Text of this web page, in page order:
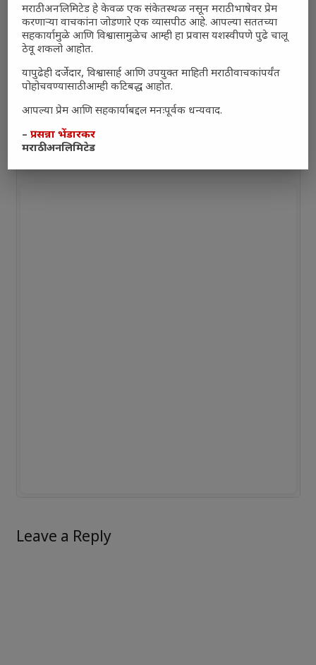
Leave a Reply
मराठी अनलिमिटेड हे केवळ एक संकेतस्थळ नसून मराठी भाषेवर प्रेम
करणाऱ्या वाचकांना जोडणारे एक व्यासपीठ आहे. आपल्या सततच्या
सहकार्यामुळे आणि विश्वासामुळेच आम्ही हा प्रवास यशस्वीपणे पुढे चालू
ठेवू शकलो आहोत.
यापुढेही दर्जेदार, विश्वासार्ह आणि उपयुक्त माहिती मराठी वाचकांपर्यंत
पोहोचवण्यासाठी आम्ही कटिबद्ध आहोत.
आपल्या प्रेम आणि सहकार्याबद्दल मनःपूर्वक धन्यवाद.
–प्रसन्ना भेंडारकर
मराठी अनलिमिटेड